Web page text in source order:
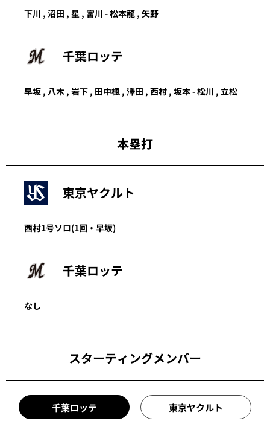
下川 , 沼田 , 星 , 宮川 - 松本龍 , 矢野
千葉ロッテ
早坂 , 八木 , 岩下 , 田中楓 , 澤田 , 西村 , 坂本-松川 , 立松
本塁打
東京ヤクルト
西村1号ソロ(1回・ 早坂)
千葉ロッテ
なし
スターティングメンバー
千葉ロッテ 東京ヤクルト